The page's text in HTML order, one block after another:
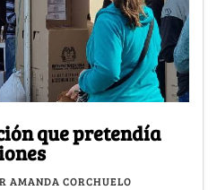
que pretendía
AMANDA CORCHUELO